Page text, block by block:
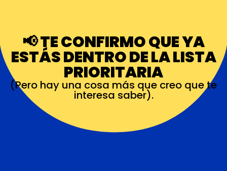
📢 TE CONFIRMO QUE YA
ESTÁS DENTRO DE LA LISTA
PRIORITARIA
(Pero hay una cosa más que creo que te
interesa saber).